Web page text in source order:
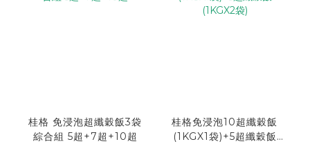
桂格 免浸泡超纖穀飯3袋
綜合組 5超+7超+10超
桂格免浸泡10超纖穀飯
(1KGX1袋)+5超纖穀飯